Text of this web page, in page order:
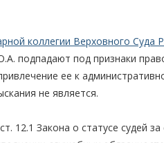
коллегии Верховного Суда
подпадают под признаки
ее к
не является.
12.1 Закона о статусе судей